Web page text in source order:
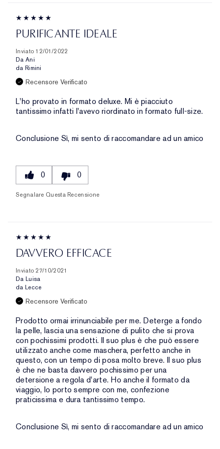
PURIFICANTE IDEALE
Inviato 12/01/2022
Da Ani
da Rimini
Recensore Verificato
L'ho provato in formato deluxe. Mi è piacciuto
tantissimo infatti l'avevo riordinato in formato full-size.
Conclusione Sì, mi sento di raccomandare ad un amico
0 0
Segnalare Questa Recensione
DAVVERO EFFICACE
Inviato 27/10/2021
Da Luisa
da Lecce
Recensore Verificato
Prodotto ormai irrinunciabile per me. Deterge a fondo
la pelle, lascia una sensazione di pulito che si prova
con pochissimi prodotti. Il suo plus è che può essere
utilizzato anche come maschera, perfetto anche in
questo, con un tempo di posa molto breve. Il suo plus
è che ne basta davvero pochissimo per una
detersione a regola d'arte. Ho anche il formato da
viaggio, lo porto sempre con me, confezione
praticissima e dura tantissimo tempo.
Conclusione Sì, mi sento di raccomandare ad un amico